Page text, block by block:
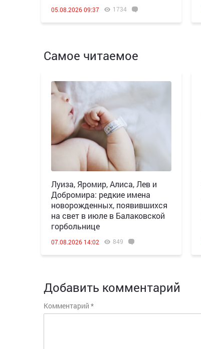
05.08.2026 09:37 1734
Самое читаемое
Луиза, Яромир, Алиса, Лев и
Добромира: редкие имена
новорожденных, появившихся
на свет в июле в Балаковской
горбольнице
07.08.2026 14:02 849
Добавить комментарий
Комментарий *